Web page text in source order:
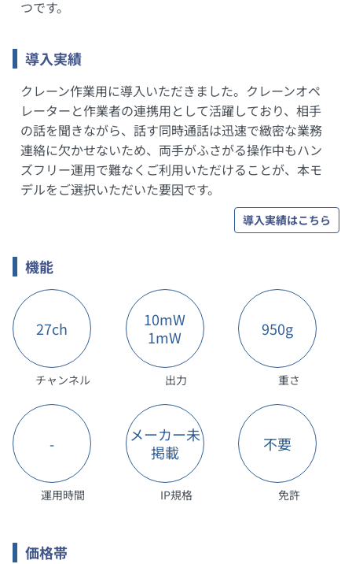
つです。
導入実績
クレーン作業用に導入いただきました。クレーンオペ
レーターと作業者の連携用として活躍しており、相手
の話を聞きながら、話す同時通話は迅速で緻密な業務
連絡に欠かせないため、両手がふさがる操作中もハン
ズフリー運用で難なくご利用いただけることが、本モ
デルをご選択いただいた要因です。
導入実績はこちら
機能
27ch
チャンネル
10mW
1mW
出力
950g
重さ
-
運用時間
メーカー未
掲載
IP規格
不要
免許
価格帯